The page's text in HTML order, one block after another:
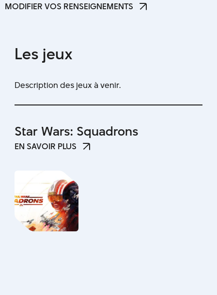
MODIFIER VOS RENSEIGNEMENTS
Les jeux
Description des jeux à venir.
Star Wars: Squadrons
EN SAVOIR PLUS